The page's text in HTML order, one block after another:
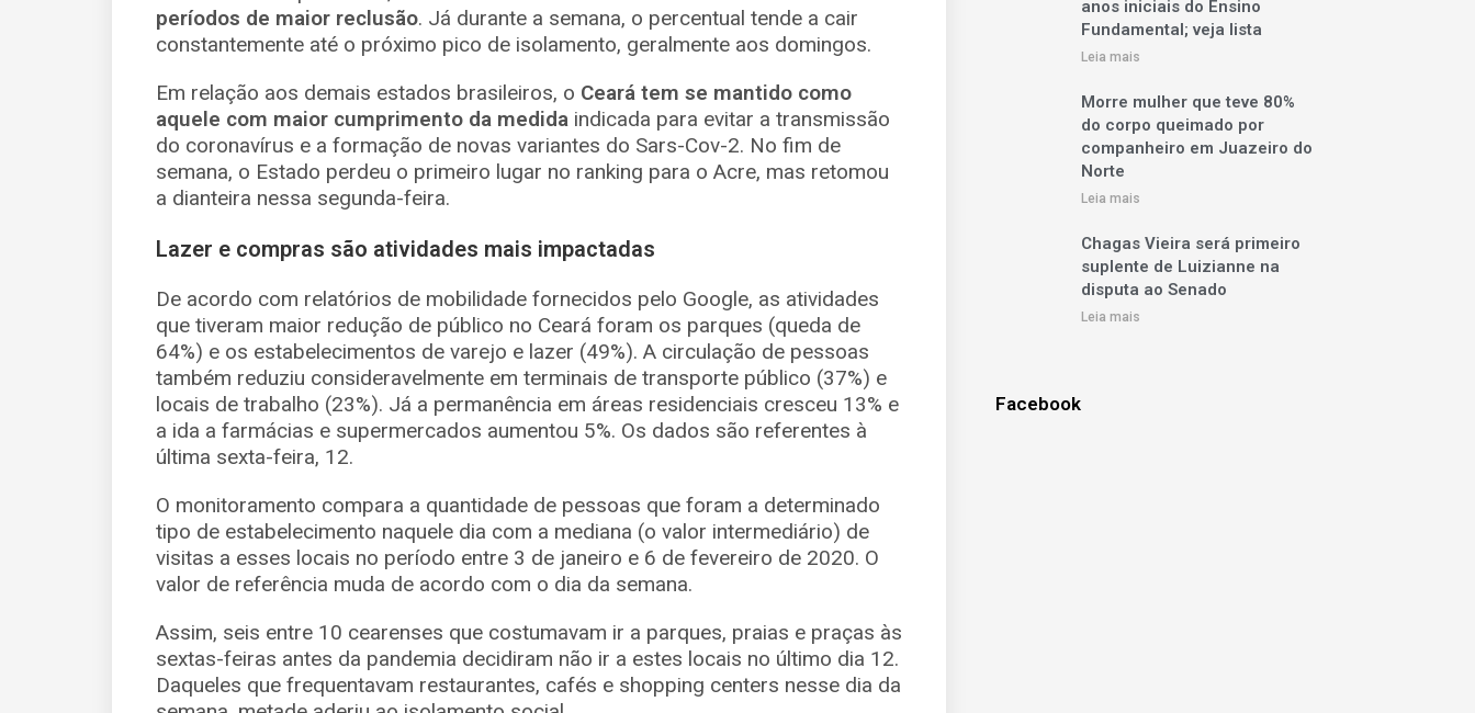
períodos de maior reclusão. Já durante a semana, o percentual tende a cair
constantemente até o próximo pico de isolamento, geralmente aos domingos.
Em relação aos demais estados brasileiros, o Ceará tem se mantido como
aquele com maior cumprimento da medida indicada para evitar a transmissão
do coronavírus e a formação de novas variantes do Sars-Cov-2. No fim de
semana, o Estado perdeu o primeiro lugar no ranking para o Acre, mas retomou
a dianteira nessa segunda-feira.
Lazer e compras são atividades mais impactadas
De acordo com relatórios de mobilidade fornecidos pelo Google, as atividades
que tiveram maior redução de público no Ceará foram os parques (queda de
64%) e os estabelecimentos de varejo e lazer (49%). A circulação de pessoas
também reduziu consideravelmente em terminais de transporte público (37%) e
locais de trabalho (23%). Já a permanência em áreas residenciais cresceu 13% e
a ida a farmácias e supermercados aumentou 5%. Os dados são referentes à
última sexta-feira, 12.
O monitoramento compara a quantidade de pessoas que foram a determinado
tipo de estabelecimento naquele dia com a mediana (o valor intermediário) de
visitas a esses locais no período entre 3 de janeiro e 6 de fevereiro de 2020. O
valor de referência muda de acordo com o dia da semana.
Assim, seis entre 10 cearenses que costumavam ir a parques, praias e praças às
sextas-feiras antes da pandemia decidiram não ir a estes locais no último dia 12.
Daqueles que frequentavam restaurantes, cafés e shopping centers nesse dia da
anos iniciais do Ensino
Fundamental; veja lista
Leia mais
Morre mulher que teve 80%
do corpo queimado por
companheiro em Juazeiro do
Norte
Leia mais
Chagas Vieira será primeiro
suplente de Luizianne na
disputa ao Senado
Leia mais
Facebook